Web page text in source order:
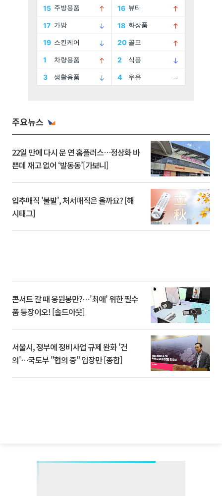
주요뉴스
22일 만에 다시 문 연 홈플러스…정상화 바
쁜데 재고 없어 ‘발동동’[가보니]
입추매직 '불발', 처서매직은 올까요? [해
시태그]
콘서트 갈 때 응원봉만?⋯'최애' 위한 필수
품 등장이오! [솔드아웃]
서울시, 정부에 정비사업 규제 완화 '건
의'⋯국토부 "협의 중" 입장만 [종합]